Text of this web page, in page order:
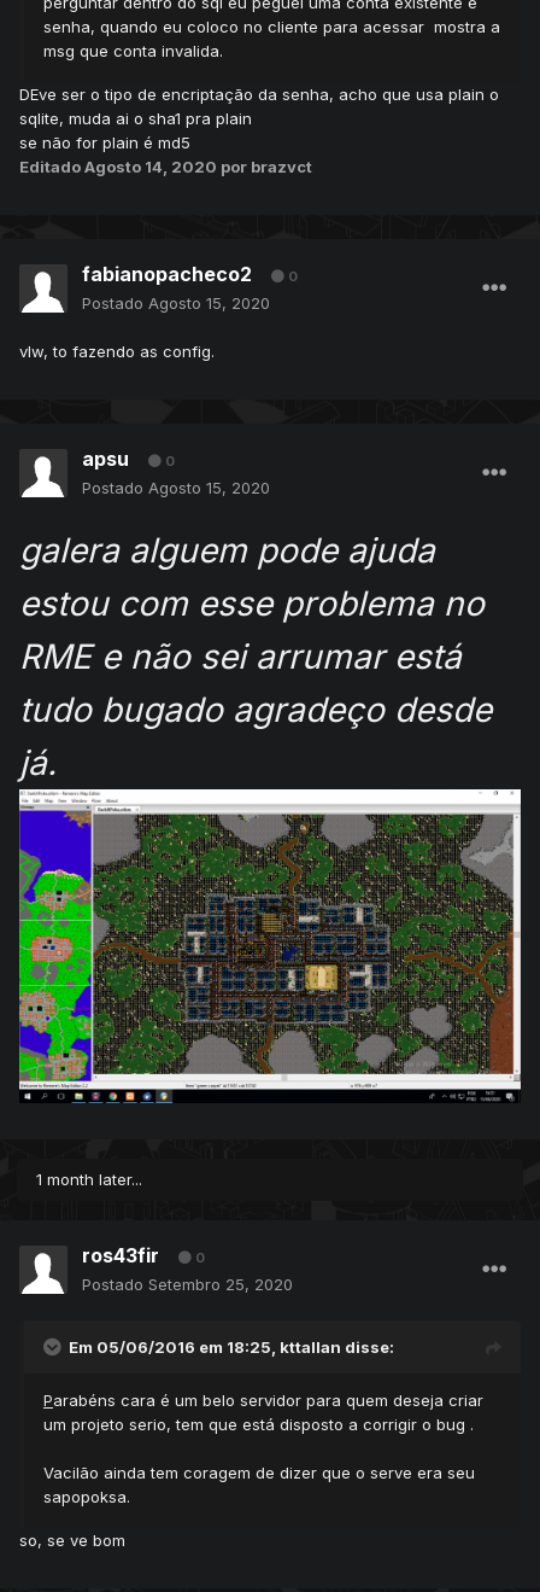
senha, quando eu coloco no cliente para acessar mostra a
msg que conta invalida.
DEve ser o tipo de encriptação da senha, acho que usa plain o
sqlite, muda ai o sha1 pra plain
se não for plain é md5
EditadoAgosto 14, 2020 por brazvct
fabianopacheco2 0
Postado Agosto 15, 2020
vlw, to fazendo as config.
apsu 0
Postado Agosto 15, 2020
galera alguem pode ajuda
estou com esse problema no
RME e não sei arrumar está
tudo bugado agradeço desde
já.
1 month later...
ros43fir 0
Postado Setembro 25, 2020
Em 05/06/2016 em 18:25, kttallan disse:
Parabéns cara é um belo servidor para quem deseja criar
um projeto serio, tem que está disposto a corrigir o bug .
Vacilão ainda tem coragem de dizer que o serve era seu
sapopoksa.
so, se ve bom